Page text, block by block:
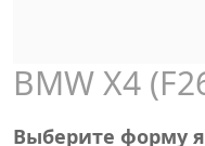
BMW X4
Выберите форму